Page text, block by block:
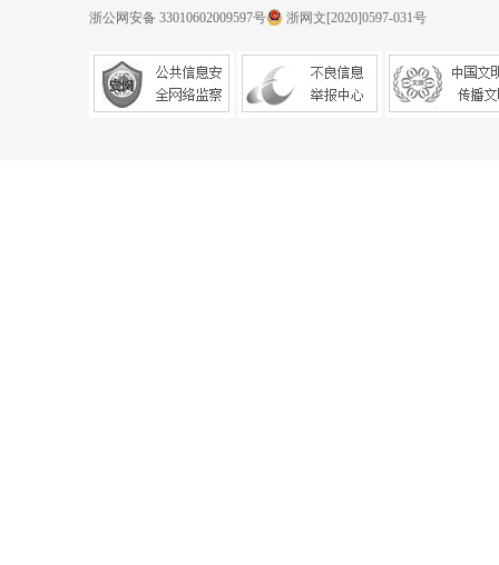
浙公网安备 33010602009597号 浙网文[2020]0597-031号